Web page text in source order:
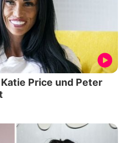
Price und Peter